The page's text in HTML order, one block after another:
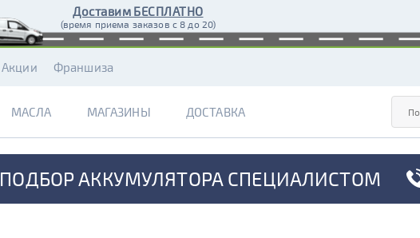
Доставим БЕСПЛАТНО
(время приема заказов с 8 до 20)
Акции Франшиза
МАСЛА МАГАЗИНЫ ДОСТАВКА
ПОДБОР АККУМУЛЯТОРА СПЕЦИАЛИСТОМ